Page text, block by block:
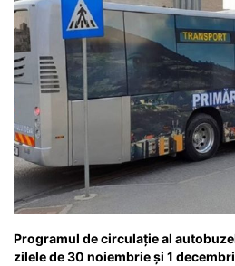
Programul de circulație al
zilele de 30 noiembrie și 1